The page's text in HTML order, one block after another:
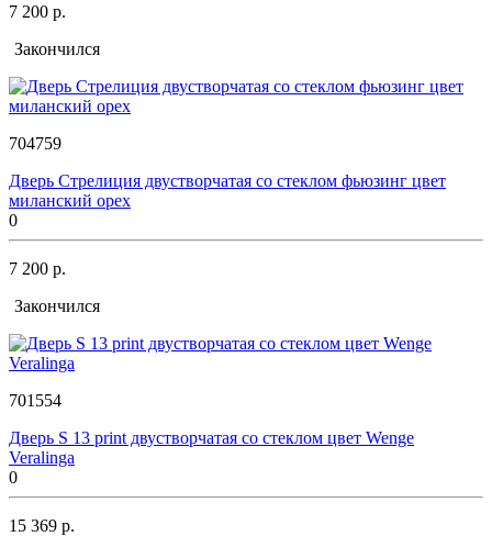
7 200 р.
Закончился
704759
Дверь Стрелиция двустворчатая со стеклом фьюзинг цвет
миланский орех
0
7 200 р.
Закончился
701554
Дверь S 13 print двустворчатая со стеклом цвет Wenge
Veralinga
0
15 369 р.